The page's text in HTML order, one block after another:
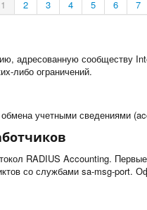
1 2 3 4 5 6 7
адресованную сообществу
либо ограничений.
учетными сведениями
RADIUS Accounting.
со службами sa-msg-port.